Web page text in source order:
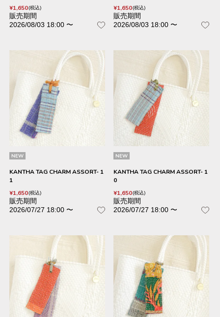
¥1,650 税込
販売期間
2026/08/03 18:00 〜
¥1,650 税込
販売期間
2026/08/03 18:00 〜
NEW
KANTHA TAG CHARM ASSORT- 1
1
¥1,650 税込
販売期間
2026/07/27 18:00 〜
NEW
KANTHA TAG CHARM ASSORT- 1
0
¥1,650 税込
販売期間
2026/07/27 18:00 〜